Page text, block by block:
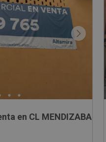
en CL MENDIZABAL,